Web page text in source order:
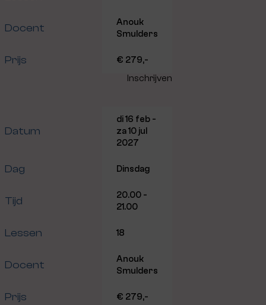
Docent
Anouk
Smulders
Prijs € 279,-
Inschrijven
Datum
di 16 feb -
za 10 jul
2027
Dag Dinsdag
Tijd
20.00 -
21.00
Lessen 18
Docent
Anouk
Smulders
Prijs € 279,-